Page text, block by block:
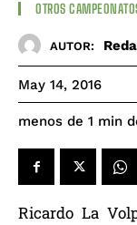
OTROS
AUTOR:
May 14, 2016
menos de 1 min
Ricardo La